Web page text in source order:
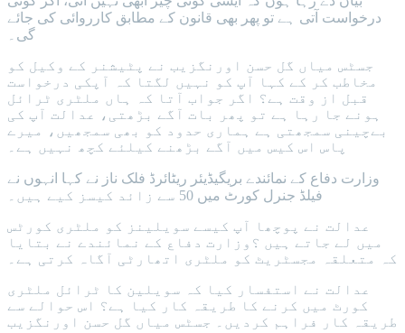
درخواست آتی ہے تو پھر بھی قانون کے مطابق کارروائی کی جائے
گی۔
جسٹس میاں گل حسن اورنگزیب نے پٹیشنر کے وکیل کو
مخاطب کر کے کہا آپ کو نہیں لگتا کہ آپکی درخواست
قبل از وقت ہے؟ اگر جواب آتا کہ ہاں ملٹری ٹرائل
ہونے جا رہا ہے تو پھر بات آگے بڑھتی، عدالت آپ کی
بےچینی سمجھتی ہے ہماری حدود کو بھی سمجھیں، میرے
پاس اس کیس میں آگے بڑھنے کیلئے کچھ نہیں ہے۔
وزارت دفاع کے نمائندے بریگیڈیئر ریٹائرڈ فلک ناز نے کہا انہوں نے
فیلڈ جنرل کورٹ میں 50 سے زائد کیسز کیے ہیں۔
عدالت نے پوچھا آپ کیسے سویلینز کو ملٹری کورٹس
میں لے جاتے ہیں ؟وزارت دفاع کے نمائندے نے بتایا
کہ متعلقہ مجسٹریٹ کو ملٹری اتھارٹی آگاہ کرتی ہے۔
عدالت نے استفسار کیا کہ سویلین کا ٹرائل ملٹری
کورٹ میں کرنے کا طریقہ کار کیا ہے؟ اس حوالے سے
طریقہ کار فراہم کردیں۔ جسٹس میاں گل حسن اورنگزیب